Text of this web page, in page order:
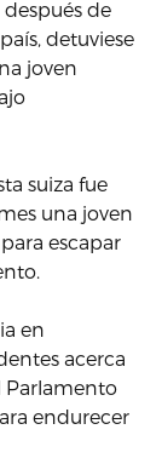
de
detuviese
joven
suiza fue
una joven
escapar
en
acerca
Parlamento
endurecer